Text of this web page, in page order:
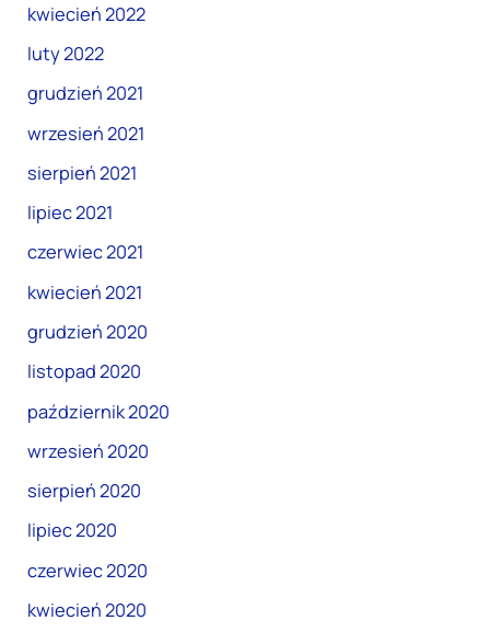
kwiecień 2022
luty 2022
grudzień 2021
wrzesień 2021
sierpień 2021
lipiec 2021
czerwiec 2021
kwiecień 2021
grudzień 2020
listopad 2020
październik 2020
wrzesień 2020
sierpień 2020
lipiec 2020
czerwiec 2020
kwiecień 2020